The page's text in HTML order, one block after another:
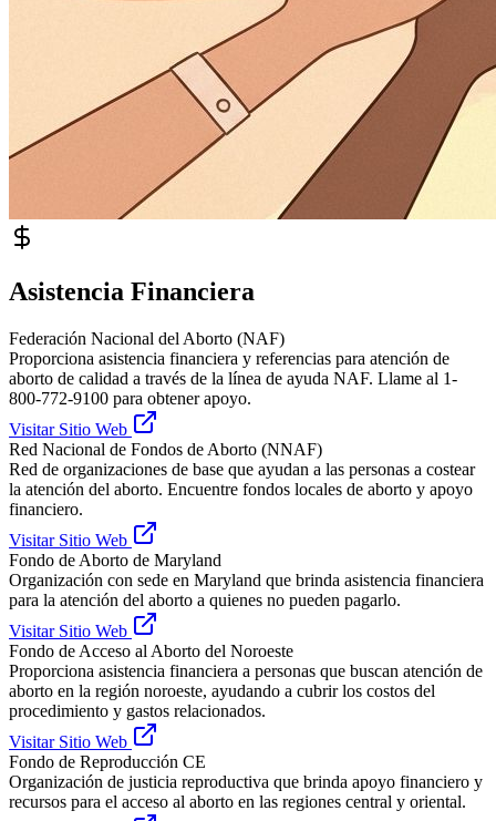
Asistencia Financiera
Federación Nacional del Aborto (NAF)
Proporciona asistencia financiera y referencias para atención de
aborto de calidad a través de la línea de ayuda NAF. Llame al 1-
800-772-9100 para obtener apoyo.
Visitar Sitio Web
Red Nacional de Fondos de Aborto (NNAF)
Red de organizaciones de base que ayudan a las personas a costear
la atención del aborto. Encuentre fondos locales de aborto y apoyo
financiero.
Visitar Sitio Web
Fondo de Aborto de Maryland
Organización con sede en Maryland que brinda asistencia financiera
para la atención del aborto a quienes no pueden pagarlo.
Visitar Sitio Web
Fondo de Acceso al Aborto del Noroeste
Proporciona asistencia financiera a personas que buscan atención de
aborto en la región noroeste, ayudando a cubrir los costos del
procedimiento y gastos relacionados.
Visitar Sitio Web
Fondo de Reproducción CE
Organización de justicia reproductiva que brinda apoyo financiero y
recursos para el acceso al aborto en las regiones central y oriental.